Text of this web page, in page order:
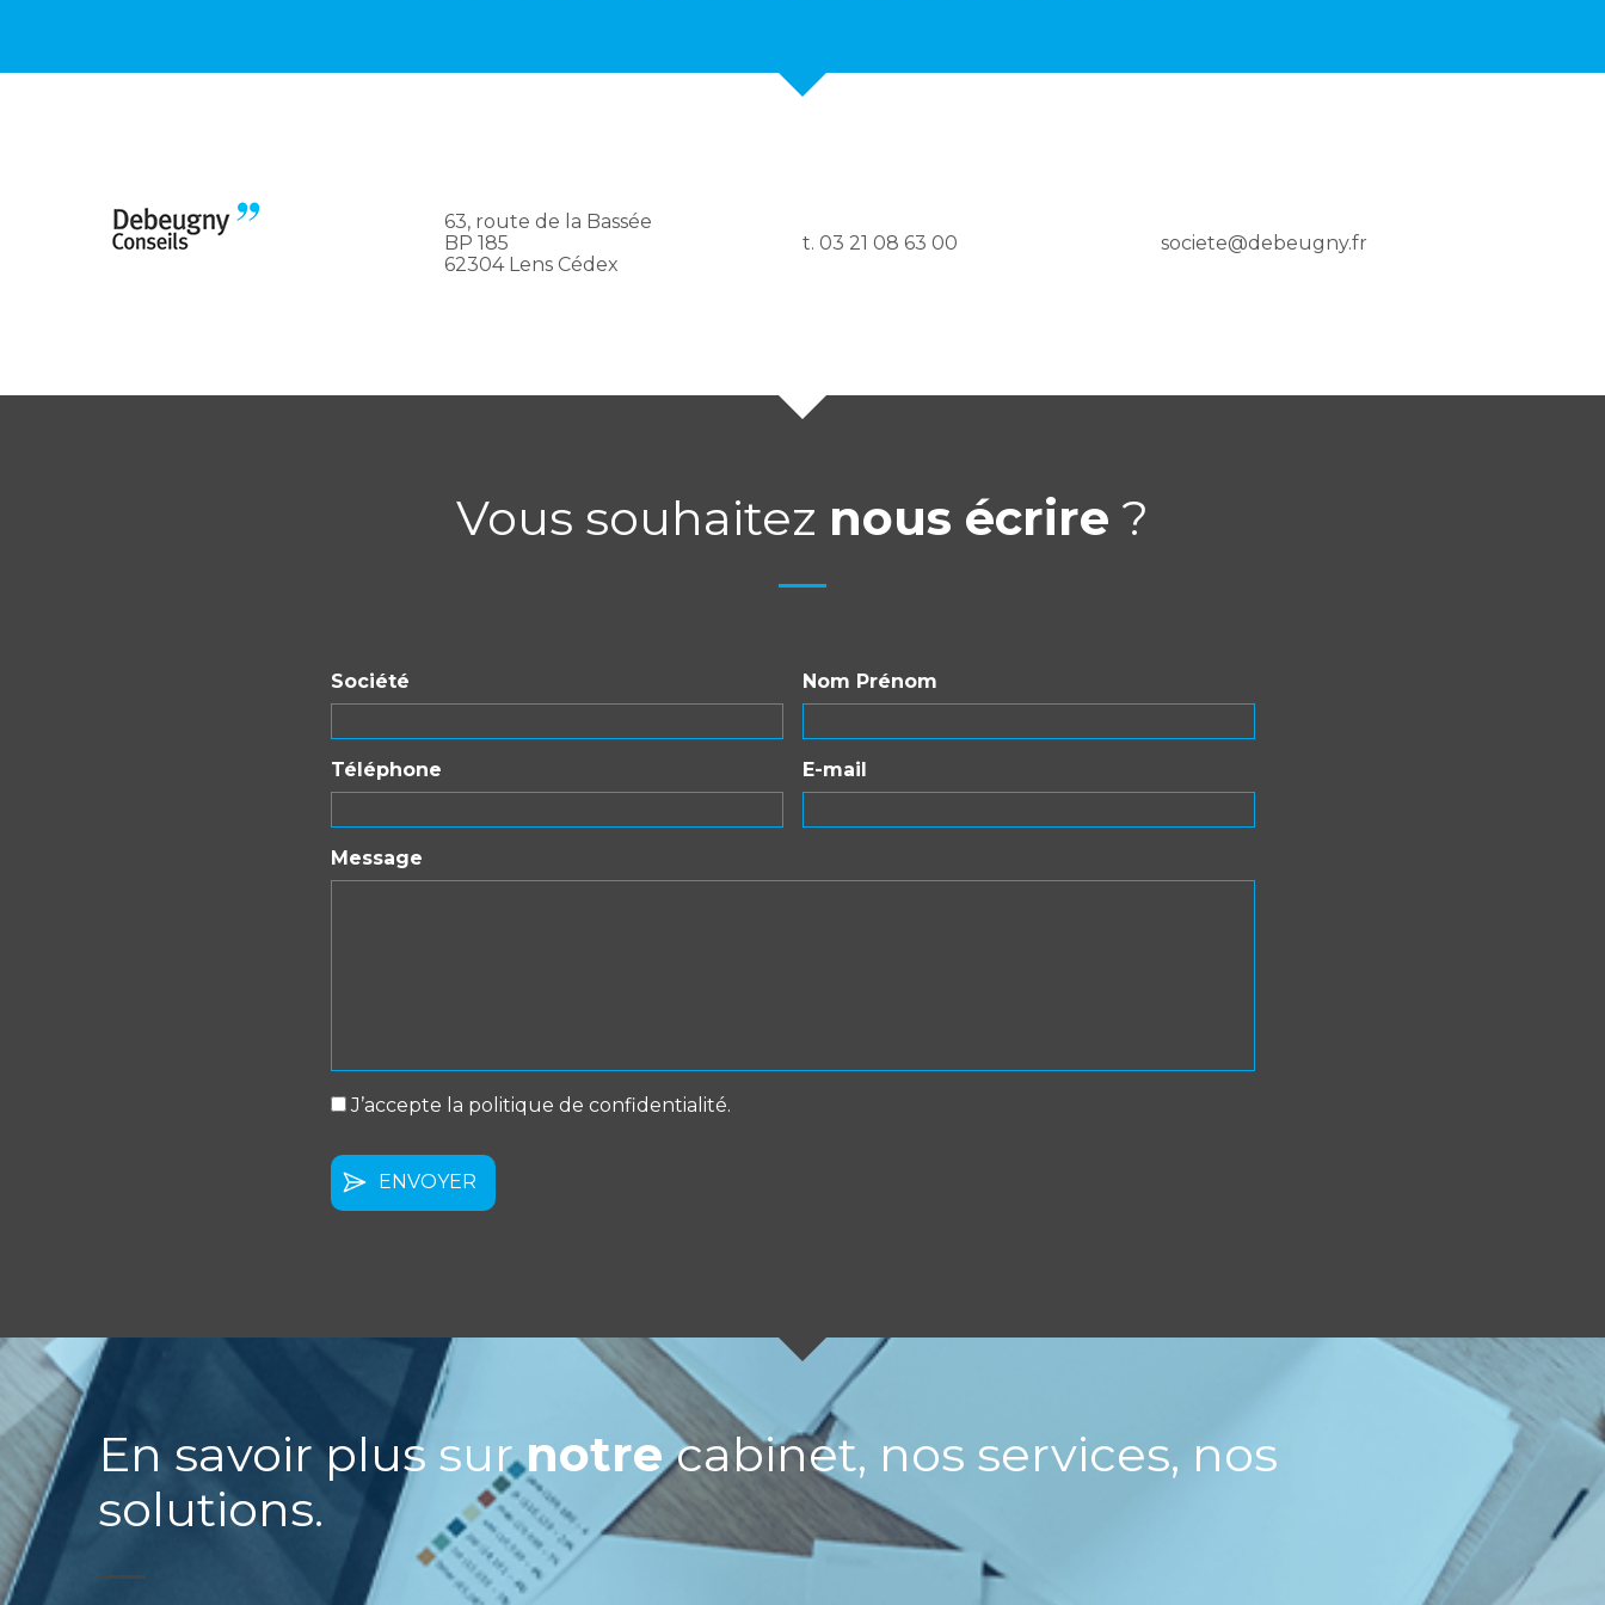
63, route de la Bassée
BP 185
62304 Lens Cédex
t. 03 21 08 63 00 societe@debeugny.fr
Vous souhaitez nous écrire ?
Société Nom Prénom
Téléphone E-mail
Message
* J’accepte la politique de confidentialité.
En savoir plus surnotrecabinet, nos services, nos
solutions.